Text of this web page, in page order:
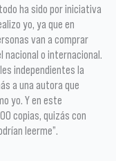
ha sido por iniciativa
yo, ya que en
van a comprar
nacional o internacional.
independientes la
a una autora que
yo. Y en este
copias, quizás con
leerme”.